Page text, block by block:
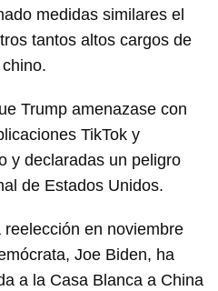
medidas similares el
tantos altos cargos de
Trump amenazase con
TikTok y
y declaradas un peligro
de Estados Unidos.
en noviembre
Joe Biden, ha
a la Casa Blanca a China